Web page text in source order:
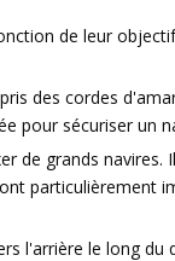
de leur
des cordes
pour sécuriser un
grands
particulièrement
l'arrière le long